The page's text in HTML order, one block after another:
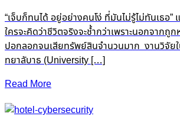
“เจ็บก็ทนได้ อยู่อย่างคนโง่ ที่มันไม่รู้ไม่ทันเธอ”
ใครจะคิดว่าชีวิตจริงจะช้ำกว่าเพราะนอกจากถู
ปอกลอกจนเสียทรัพย์สินจำนวนมาก งานวิจัย
ทยาลับาธ (University […]
Read More